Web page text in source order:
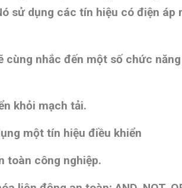
sử dụng các tín hiệu có điện áp
nhắc đến một số chức
khỏi mạch tải.
một tín hiệu điều khiển
toàn công nghiệp.